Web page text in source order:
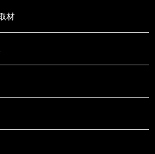
材